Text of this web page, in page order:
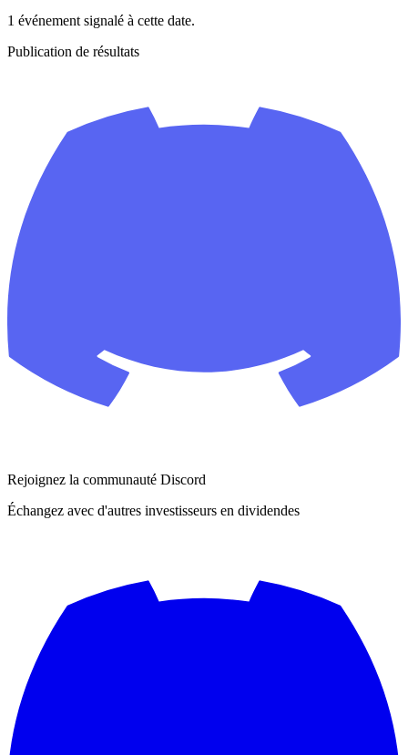
1 événement signalé à cette date.
Publication de résultats
Rejoignez la communauté Discord
Échangez avec d'autres investisseurs en dividendes